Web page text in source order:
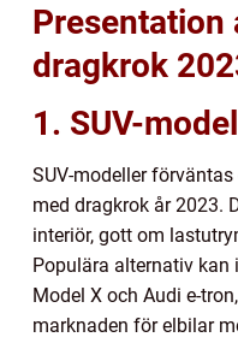
Presentation
dragkrok
1. SUV-
SUV-modeller
med dragkrok år 2023.
interiör, gott om
Populära alternativ
Model X och Audi e-
marknaden för elbilar